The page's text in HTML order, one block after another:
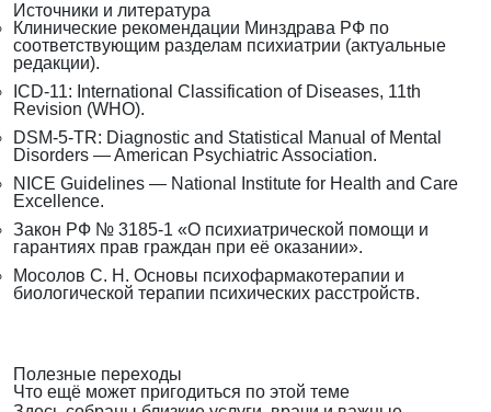
Источники и литература
Клинические рекомендации Минздрава РФ по
соответствующим разделам психиатрии (актуальные
редакции).
ICD-11: International Classification of Diseases, 11th
Revision (WHO).
DSM-5-TR: Diagnostic and Statistical Manual of Mental
Disorders — American Psychiatric Association.
NICE Guidelines — National Institute for Health and Care
Excellence.
Закон РФ № 3185-1 «О психиатрической помощи и
гарантиях прав граждан при её оказании».
Мосолов С. Н. Основы психофармакотерапии и
биологической терапии психических расстройств.
Полезные переходы
Что ещё может пригодиться по этой теме